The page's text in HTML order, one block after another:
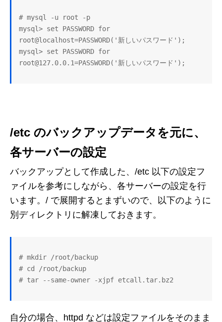
# mysql -u root -p
mysql> set PASSWORD for
root@localhost=PASSWORD('新しいパスワード');
mysql> set PASSWORD for
/etc のバックアップデータを元に、
各サーバーの設定
バックアップとして作成した、/etc 以下の設定フ
ァイルを参考にしながら、各サーバーの設定を行
います。/ で展開するとまずいので、以下のように
別ディレクトリに解凍しておきます。
# mkdir /root/backup
# cd /root/backup
自分の場合、httpd などは設定ファイルをそのまま